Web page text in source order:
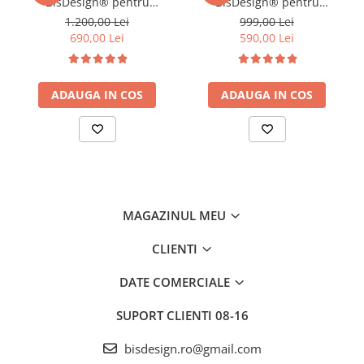
Bucatarie, Toate Accesoriile
Incluse, Dus Extractabil,
Tocator ABS, Spalator
Pahare, Material
Antiaderent, Functie
Cascada, Finisaj Gri Grafit,
600 x 450 mm
1.200,00 Lei
690,00 Lei
ADAUGA IN COS
Bucatarie, Toate Accesoriile
Incluse, Dus Extractabil,
Spalator Pahare, Dispenser
Sapun, Cos Organizator,
Material Antiaderent,
Finisaj Negru Periat
999,00 Lei
590,00 Lei
ADAUGA IN COS
MAGAZINUL MEU
CLIENTI
DATE COMERCIALE
SUPORT CLIENTI 08-16
bisdesign.ro@gmail.com